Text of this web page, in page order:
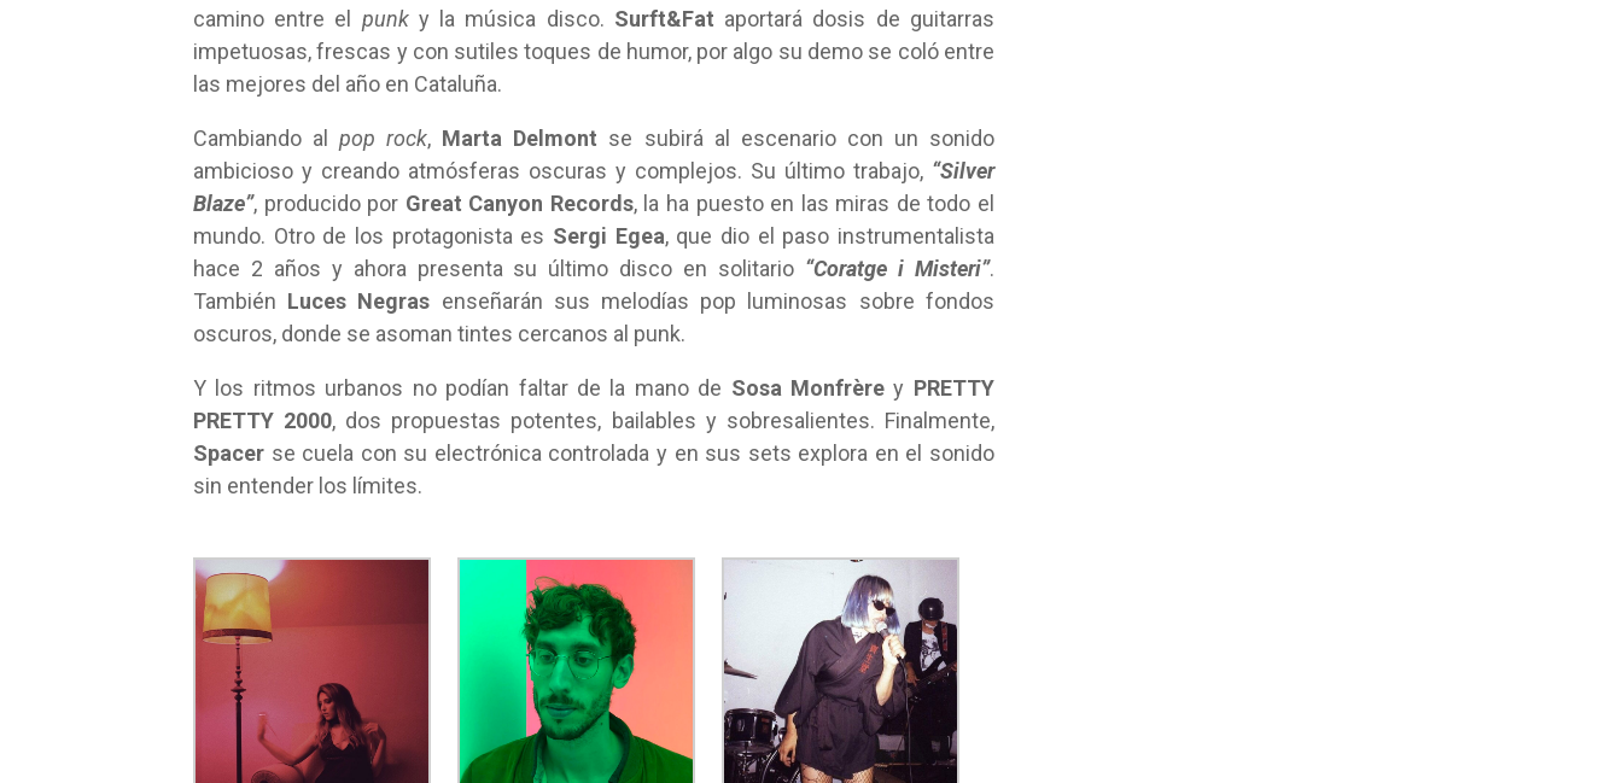
camino entre el punky la música disco. Surft&Fat aportará dosis de guitarras
impetuosas, frescas y con sutiles toques de humor, por algo su demo se coló entre
las mejores del año en Cataluña.
Cambiando alpop rock, Marta Delmont se subirá al escenario con un sonido
ambicioso y creando atmósferas oscuras y complejos. Su último trabajo, “Silver
Blaze”, producido por Great Canyon Records, la ha puesto en las miras de todo el
mundo. Otro de los protagonista es Sergi Egea, que dio el paso instrumentalista
hace 2 años y ahora presenta su último disco en solitario “Coratge i Misteri”.
También Luces Negras enseñarán sus melodías pop luminosas sobre fondos
oscuros, donde se asoman tintes cercanos al punk.
Y los ritmos urbanos no podían faltar de la mano de Sosa Monfrère y PRETTY
PRETTY 2000, dos propuestas potentes, bailables y sobresalientes. Finalmente,
Spacer se cuela con su electrónica controlada y en sus sets explora en el sonido
sin entender los límites.